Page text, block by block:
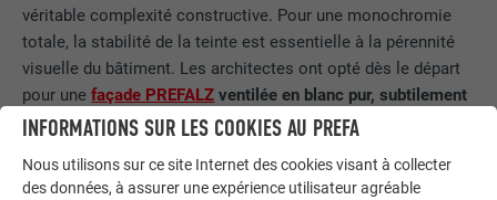
véritable complexité constructive. Pour une monochromie
totale, la stabilité de la teinte est essentielle à la pérennité
visuelle du bâtiment. Les architectes ont opté dès le départ
pour unefaçade PREFALZ ventilée en blanc pur, subtilement
pliée en zigzagpour souligner l’élégance moderne de la
INFORMATIONS SUR LES COOKIES AU PREFA
Nous utilisons sur ce site Internet des cookies visant à collecter
des données, à assurer une expérience utilisateur agréable